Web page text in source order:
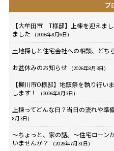
ブ
【大牟田市 T様邸】上棟を迎えま
ました
(2026年8月6日)
土地探しと住宅会社への相談、どち
お盆休みのお知らせ (2026年8月3日)
【柳川市O様邸】地鎮祭を執り行い
します！
(2026年8月3日)
上棟ってどんな日？当日の流れや準
8月3日)
～ちょっと、家の話。～住宅ローン
いませんか？
(2026年7月31日)